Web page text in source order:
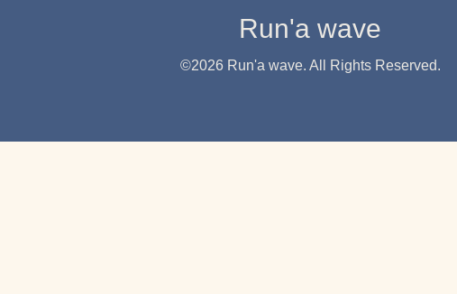
Run'a wave
©2026 Run'a wave. All Rights Reserved.